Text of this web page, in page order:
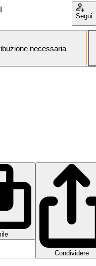
Segui
necessaria
Condividere